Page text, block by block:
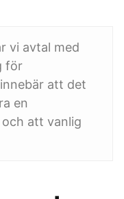
vi avtal med
för
att det
en
att vanlig